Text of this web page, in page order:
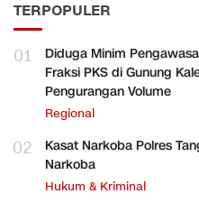
TERPOPULER
01
Diduga Minim
Fraksi PKS di Gunung
Pengurangan Volume
Regional
02
Kasat Narkoba Polres
Narkoba
Hukum & Kriminal